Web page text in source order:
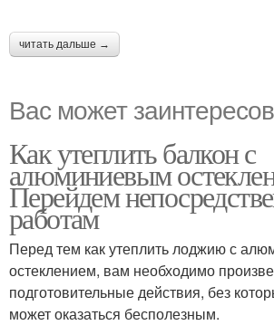
читать дальше →
Вас может
Как утеплить балкон с
алюминиевым
Перейдем
работам
Перед тем как утеплить лоджию с
остеклением, вам необходимо
подготовительные действия, без
может оказаться бесполезным.